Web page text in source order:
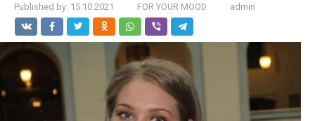
Published by: 15.10.2021 FOR YOUR MOOD admin